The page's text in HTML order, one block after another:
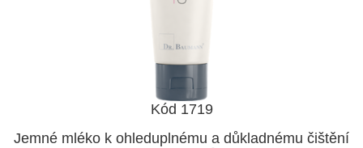
Kód 1719
Jemné mléko k ohleduplnému a důkladnému čištění